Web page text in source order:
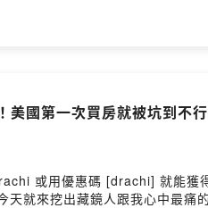
美國第一次買房就被坑到不
就能獲得額外 4 個月 Surfshark 服務！ 上次聊
天就來挖出藏鏡人跟我心中最